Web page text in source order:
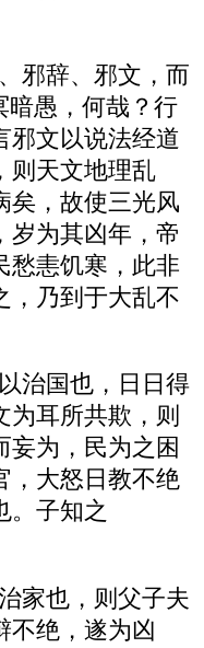
邪辞、邪文，而
暗愚，何哉？行
邪文以说法经道
则天文地理乱
矣，故使三光风
岁为其凶年，帝
愁恚饥寒，此非
，乃到于大乱不
治国也，日日得
为耳所共欺，则
妄为，民为之困
，大怒日教不绝
。子知之
家也，则父子夫
不绝，遂为凶